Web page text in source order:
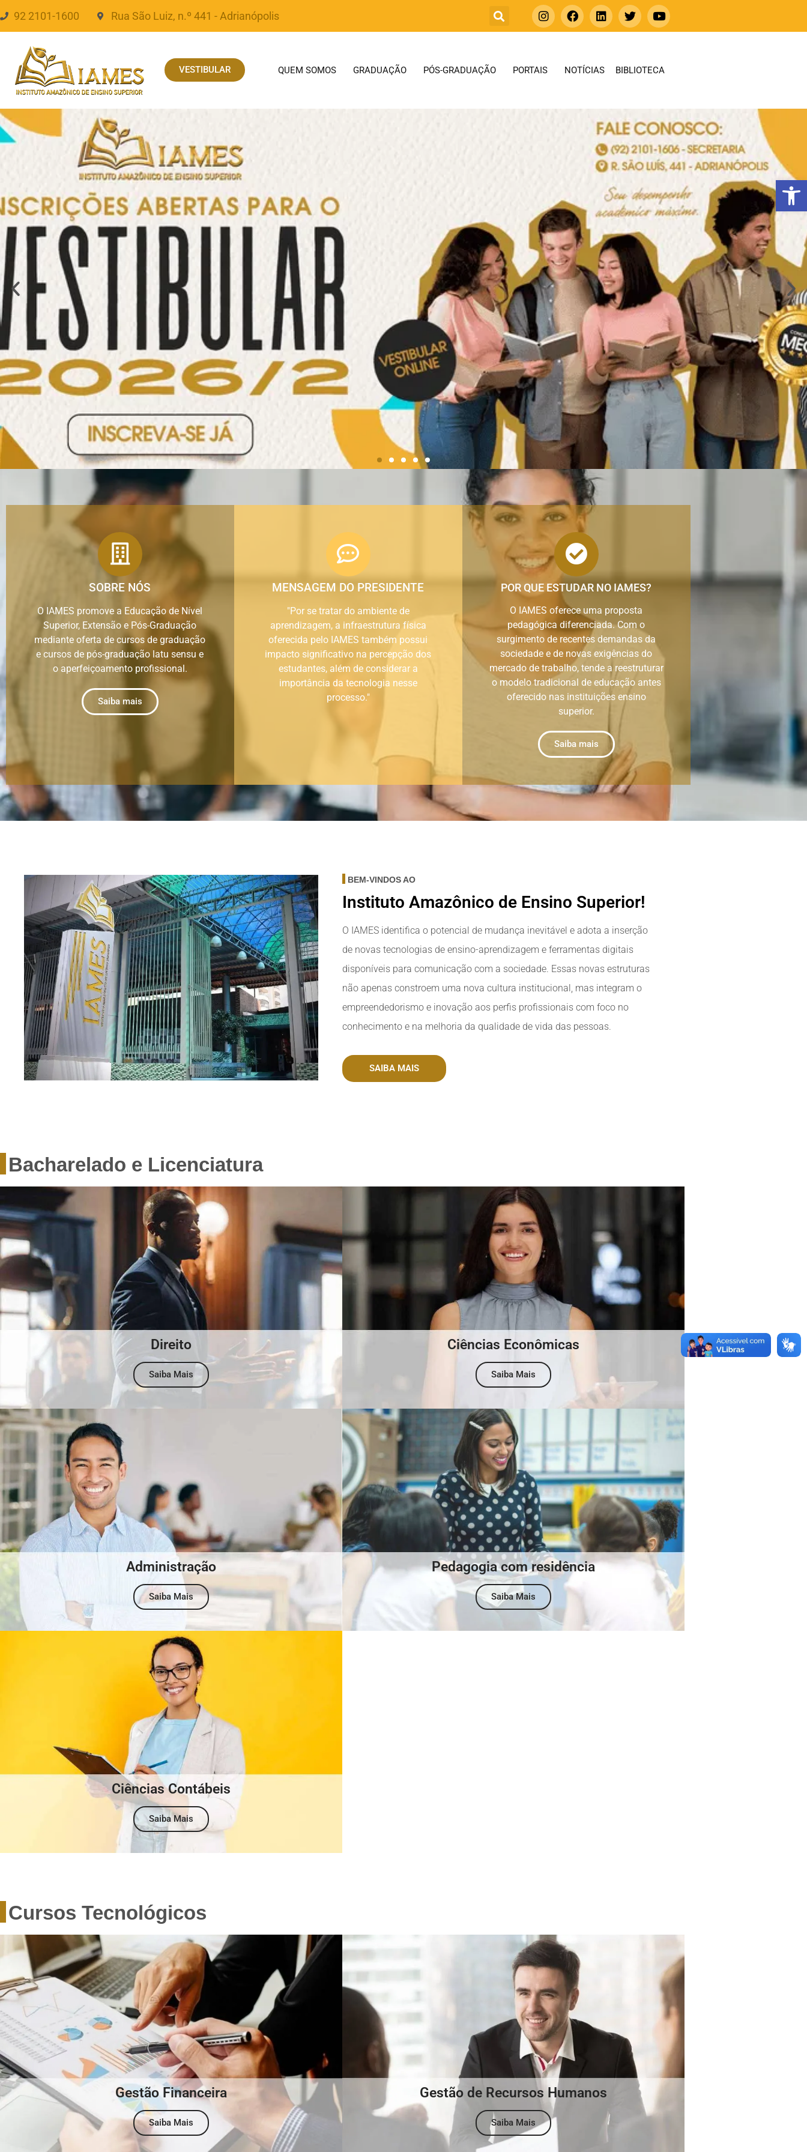
Abrir
92 2101-1600 Rua São Luiz, n.º 441 - Adrianópolis
VESTIBULAR QUEM SOMOS GRADUAÇÃO PÓS-GRADUAÇÃO PORTAIS NOTÍCIAS BIBLIOTECA
SOBRE NÓS
O IAMES promove a Educação de Nível
Superior, Extensão e Pós-Graduação
mediante oferta de cursos de graduação
e cursos de pós-graduação latu sensu e
o aperfeiçoamento profissional.
Saiba mais
MENSAGEM DO PRESIDENTE
"Por se tratar do ambiente de
aprendizagem, a infraestrutura física
oferecida pelo IAMES também possui
impacto significativo na percepção dos
estudantes, além de considerar a
importância da tecnologia nesse
processo."
POR QUE ESTUDAR NO IAMES?
O IAMES oferece uma proposta
pedagógica diferenciada. Com o
surgimento de recentes demandas da
sociedade e de novas exigências do
mercado de trabalho, tende a reestruturar
o modelo tradicional de educação antes
oferecido nas instituições ensino
superior.
Saiba mais
BEM-VINDOS AO
Instituto Amazônico de Ensino Superior!
O IAMES identifica o potencial de mudança inevitável e adota a inserção
de novas tecnologias de ensino-aprendizagem e ferramentas digitais
disponíveis para comunicação com a sociedade. Essas novas estruturas
não apenas constroem uma nova cultura institucional, mas integram o
empreendedorismo e inovação aos perfis profissionais com foco no
conhecimento e na melhoria da qualidade de vida das pessoas.
SAIBA MAIS
Bacharelado e Licenciatura
Direito
Saiba Mais
Ciências Econômicas
Saiba Mais
Administração
Saiba Mais
Pedagogia com residência
Saiba Mais
Ciências Contábeis
Saiba Mais
Cursos Tecnológicos
Gestão Financeira
Saiba Mais
Gestão de Recursos Humanos
Saiba Mais